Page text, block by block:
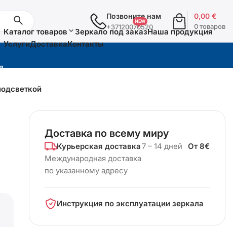
Позвоните нам
+37120070520
0,00 €
0 товаров
Каталог товаров Зеркало под заказНаша продукция
УслугиДоставкаКонтакты
Доставка по всему миру
Курьерская доставка
Международная доставка
по указанному адресу
7 – 14 дней От 8€
Инструкция по эксплуатации зеркала